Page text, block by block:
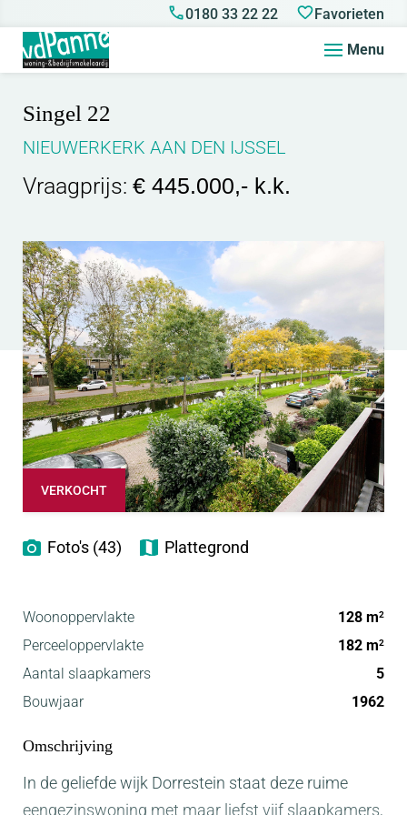
0180 33 22 22 Favorieten
Menu
Singel 22
NIEUWERKERK AAN DEN IJSSEL
Vraagprijs: € 445.000,- k.k.
VERKOCHT
Foto's (43) Plattegrond
Woonoppervlakte 128 m2
Perceeloppervlakte 182 m2
Aantal slaapkamers
5
Bouwjaar
1962
Omschrijving
In de geliefde wijk Dorrestein staat deze ruime
eengezinswoning met maar liefst vijf slaapkamers,